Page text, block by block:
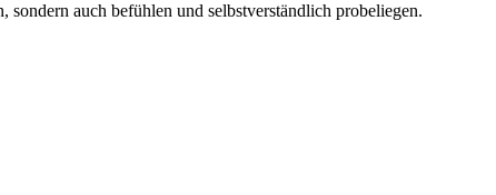
sondern auch befühlen und selbstverständlich probeliegen.